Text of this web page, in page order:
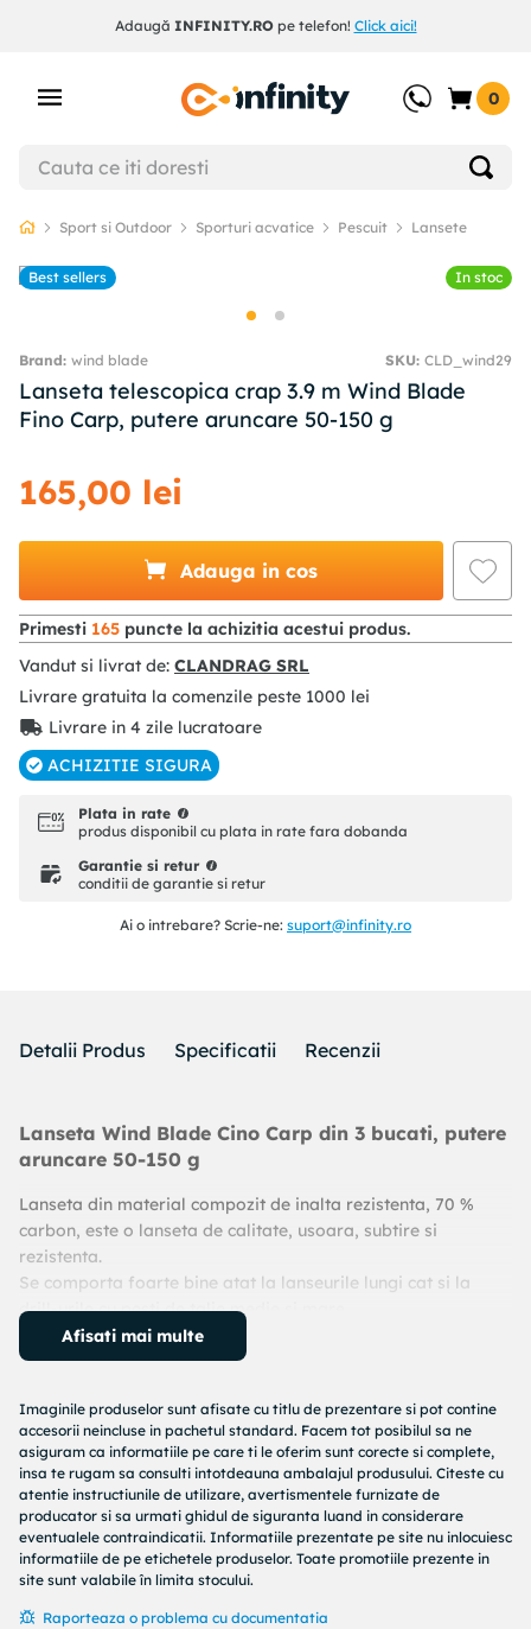
Adaugă INFINITY.ROpe telefon! Click aici!
0
Sport si Outdoor Sporturi acvatice Pescuit Lansete
Best sellers In stoc
wind blade SKU: CLD_wind29
Lanseta telescopica crap 3.9 m Wind Blade
Fino Carp, putere aruncare 50-150 g
165,00 lei
Adauga in cos
Primesti 165 puncte la achizitia acestui produs.
Vandut si livrat de: CLANDRAG SRL
Livrare gratuita la comenzile peste 1000 lei
Livrare in 4 zile lucratoare
ACHIZITIE SIGURA
Plata in rate
produs disponibil cu plata in rate fara dobanda
Garantie si retur
conditii de garantie si retur
Ai o intrebare? Scrie-ne: suport@infinity.ro
Detalii Produs Specificatii Recenzii
Lanseta Wind Blade Cino Carp din 3 bucati, putere
aruncare 50-150 g
Lanseta din material compozit de inalta rezistenta, 70 %
carbon, este o lanseta de calitate, usoara, subtire si
rezistenta.
Se comporta foarte bine atat la lanseurile lungi cat si la
drill-urile cu pesti de talie medie si mare.
Prinderea mulinetei sa face cu inele metalice rezistente.
Foarte apreciata de catre pescarii experimentati, aceasta
100%, iar raportul calitate/pret este unul extraordinar de
bun.
Descriere:
– carbon compozit (70% carbon),
– inel de plecare de 5 cm,
– actiune 3.75 Lbs
– numar de tronsoane: 3,
– lungime 3.90 m;
Afisati mai multe
Imaginile produselor sunt afisate cu titlu de prezentare si pot contine
accesorii neincluse in pachetul standard. Facem tot posibilul sa ne
asiguram ca informatiile pe care ti le oferim sunt corecte si complete,
insa te rugam sa consulti intotdeauna ambalajul produsului. Citeste cu
atentie instructiunile de utilizare, avertismentele furnizate de
producator si sa urmati ghidul de siguranta luand in considerare
eventualele contraindicatii. Informatiile prezentate pe site nu inlocuiesc
informatiile de pe etichetele produselor. Toate promotiile prezente in
site sunt valabile în limita stocului.
Raporteaza o problema cu documentatia